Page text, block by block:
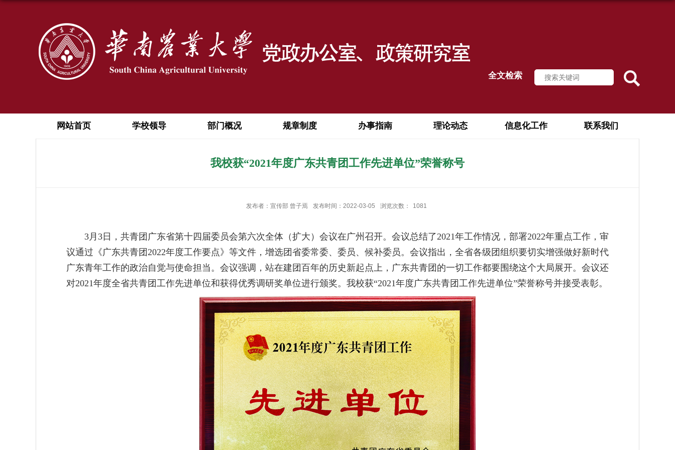
全文检索
网站首页 学校领导 部门概况 规章制度 办事指南 理论动态 信息化工作 联系我们
我校获“2021年度广东共青团工作先进单位”荣誉称号
发布者：宣传部 曾子焉 发布时间：2022-03-05 浏览次数： 1081
3月3日，共青团广东省第十四届委员会第六次全体（扩大）会议在广州召开。会议总结了2021年工作情况，部署2022年重点工作，审
议通过《广东共青团2022年度工作要点》等文件，增选团省委常委、委员、候补委员。会议指出，全省各级团组织要切实增强做好新时代
广东青年工作的政治自觉与使命担当。会议强调，站在建团百年的历史新起点上，广东共青团的一切工作都要围绕这个大局展开。会议还
对2021年度全省共青团工作先进单位和获得优秀调研奖单位进行颁奖。我校获“2021年度广东共青团工作先进单位”荣誉称号并接受表彰。